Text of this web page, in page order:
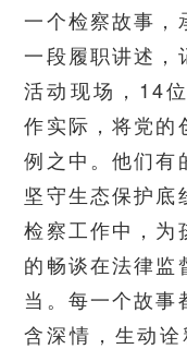
一个检察故事，
一段履职讲述，
活动现场，14
作实际，将党的
例之中。他们有
坚守生态保护底
检察工作中，为
的畅谈在法律监
当。每一个故事
含深情，生动